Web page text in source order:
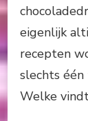
eigenlijk
recepten
slechts
Welke